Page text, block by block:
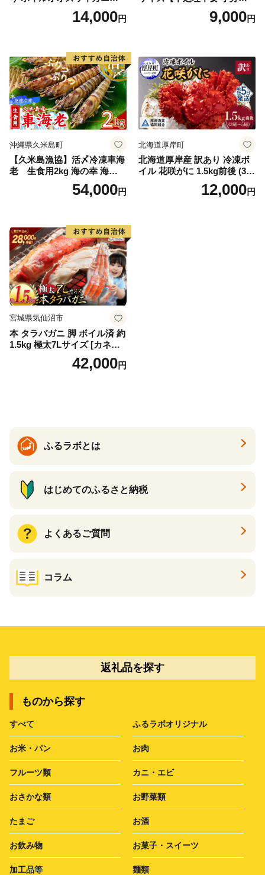
kg《1kg(４尾～５尾)×2》【e
r002-051-a】 / ふるさと納税
イル済み 冷凍 カニ 蟹 かに
カニ味噌 甲羅 お得 格安 小ぶ
り 解凍 カニ鍋 甲羅焼き 海鮮
返礼品 特産品 新鮮 濃厚 旨み
簡単調理 家庭用 ギフト グル
メ
14,000円
50g×2P 訳あり サイズ不揃い
バナメイエビ バラ凍結】
9,000円
沖縄県久米島町
【久米島漁協】活〆冷凍車海
老 生食用2kg 海の幸 海鮮
車えび クルマエビ 高級食材
生食 刺身 鮮度抜群 プリプリ
り物 お歳暮 お中元
54,000円
北海道厚岸町
北海道厚岸産 訳あり 冷凍ボ
イル 花咲がに 1.5kg前後 (3尾
～5尾入) 蟹 花咲ガニ 魚介類
魚介 [№5863-1090]12,000円
宮城県気仙沼市
本 タラバガニ 脚 ボイル済 約
1.5kg 極太7Lサイズ [カネダ
イ 宮城県 気仙沼市 2056432
6] カニ かに 蟹 たらばがに た
42,000円
ふるラボとは
はじめてのふるさと納税
よくあるご質問
コラム
返礼品を探す
ものから探す
すべて ふるラボオリジナル
お米・パン お肉
フルーツ類 カニ・エビ
おさかな類 お野菜類
たまご お酒
お飲み物 お菓子・スイーツ
加工品等 麺類